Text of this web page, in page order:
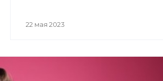
22 мая 2023